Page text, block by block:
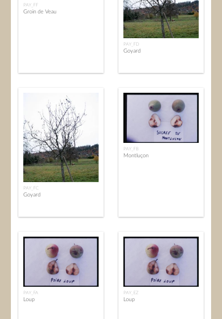
PAY_FF
Groin de Veau
PAY_FD
Goyard
PAY_FC
Goyard
PAY_FB
Montluçon
PAY_FA
Loup
PAY_EZ
Loup